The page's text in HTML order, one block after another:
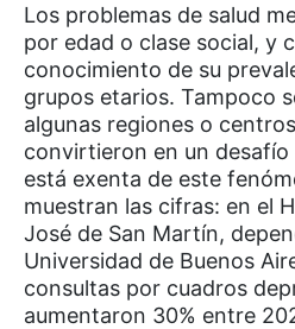
Los problemas de salud
por edad o clase social, y
conocimiento de su
grupos etarios. Tampoco
algunas regiones o
convirtieron en un
está exenta de este
muestran las cifras: en el
José de San Martín,
Universidad de Buenos
consultas por cuadros
aumentaron 30% entre